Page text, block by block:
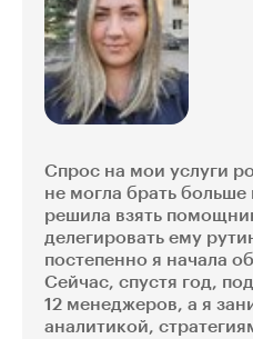
Спрос на мои услуги
не могла брать больше
решила взять
делегировать ему
постепенно я начала
Сейчас, спустя год,
12 менеджеров, а я
аналитикой,